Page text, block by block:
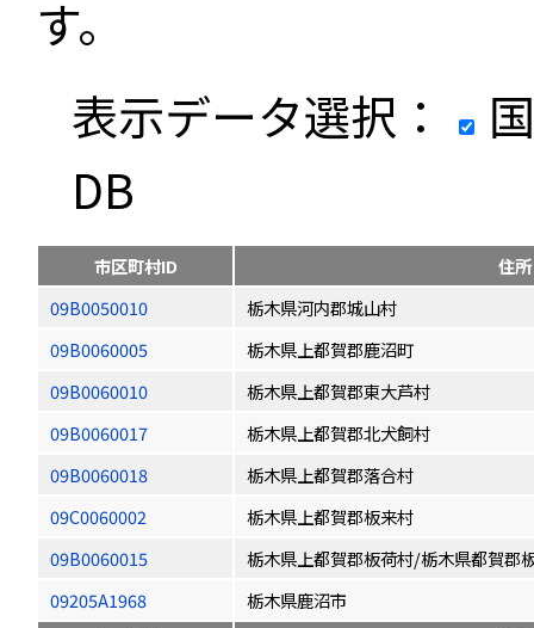
す。
表示データ選択：
DB
市区町村ID
住所
09B0050010
栃木県河内郡城山村
09B0060005
栃木県上都賀郡鹿沼町
09B0060010
栃木県上都賀郡東大芦村
09B0060017
栃木県上都賀郡北犬飼村
09B0060018
栃木県上都賀郡落合村
09C0060002
栃木県上都賀郡板来村
09B0060015
栃木県上都賀郡板荷村/栃木県都賀郡
09205A1968
栃木県鹿沼市